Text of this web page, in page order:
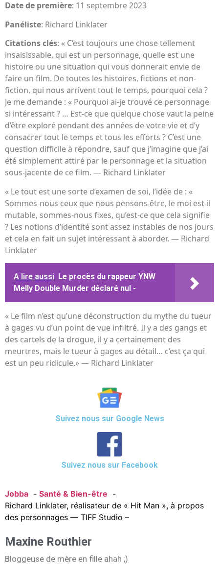
Date de première: 11 septembre 2023
Panéliste: Richard Linklater
Citations clés: « C’est toujours une chose tellement
insaisissable, qui est un personnage, quelle est une
histoire ou une situation qui vous donnerait envie de
faire un film. De toutes les histoires, fictions et non-
fiction, qui nous arrivent tout le temps, pourquoi cela ?
Je me demande : « Pourquoi ai-je trouvé ce personnage
si intéressant ? … Est-ce que quelque chose vaut la peine
d’être exploré pendant des années de votre vie et d’y
consacrer tout le temps et tous les efforts ? C’est une
question difficile à répondre, sauf que j’imagine que j’ai
été simplement attiré par le personnage et la situation
sous-jacente de ce film. — Richard Linklater
« Le tout est une sorte d’examen de soi, l’idée de : «
Sommes-nous ceux que nous pensons être, le moi est-il
mutable, sommes-nous fixes, qu’est-ce que cela signifie
? Les notions d’identité sont assez instables de nos jours
et cela en fait un sujet intéressant à aborder. — Richard
Linklater
A lire aussi Le procès du rappeur YNW
Melly Double Murder déclaré nul -
« Le film n’est qu’une déconstruction du mythe du tueur
à gages vu d’un point de vue infiltré. Il y a des gangs et
des cartels de la drogue, il y a certainement des
meurtres, mais le tueur à gages au détail… c’est ça qui
est un peu ridicule.» — Richard Linklater
Suivez nous sur Google News
Suivez nous sur Facebook
Jobba
Santé & Bien-être
Richard Linklater, réalisateur de « Hit Man », à propos
des personnages — TIFF Studio –
Maxine Routhier
Bloggeuse de mère en fille ahah ;)